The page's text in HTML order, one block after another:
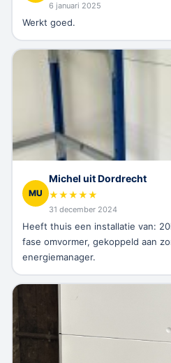
6 januari 2025
Werkt goed.
MU
Michel uit Dordrecht
★★★★★
31 december 2024
Heeft thuis een installatie van:
fase omvormer, gekoppeld aan
energiemanager.